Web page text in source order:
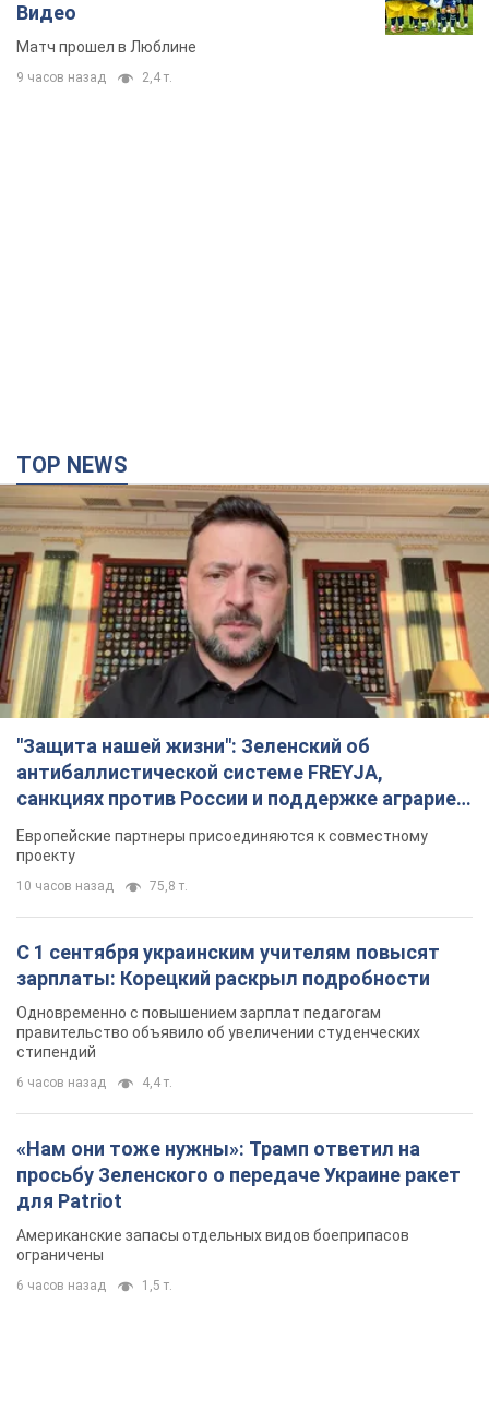
Видео
Матч прошел в Люблине
9 часов назад 2,4 т.
TOP NEWS
"Защита нашей жизни": Зеленский об
антибаллистической системе FREYJA,
санкциях против России и поддержке аграриев.
Видео
Европейские партнеры присоединяются к совместному
проекту
10 часов назад 75,8 т.
С 1 сентября украинским учителям повысят
зарплаты: Корецкий раскрыл подробности
Одновременно с повышением зарплат педагогам
правительство объявило об увеличении студенческих
стипендий
6 часов назад 4,4 т.
«Нам они тоже нужны»: Трамп ответил на
просьбу Зеленского о передаче Украине ракет
для Patriot
Американские запасы отдельных видов боеприпасов
ограничены
6 часов назад 1,5 т.